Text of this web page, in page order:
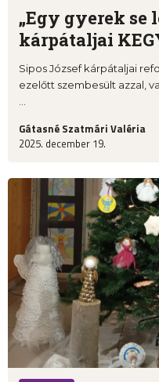
„Egy gyerek se
kárpátaljai
Sipos József kárpátaljai
ezelőtt szembesült azzal,
...
Gátasné Szatmári Valéria
2025. december 19.